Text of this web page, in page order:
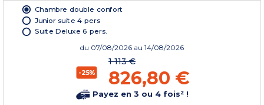
Chambre double confort
Junior suite 4 pers
Suite Deluxe 6 pers.
du 07/08/2026 au 14/08/2026
-25%
1 113 €
826,80 €
Payez en 3 ou 4 fois² !